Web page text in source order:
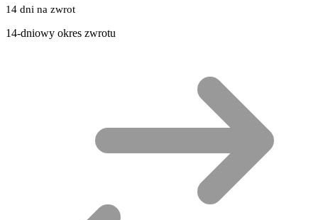
14 dni na zwrot
14-dniowy okres zwrotu